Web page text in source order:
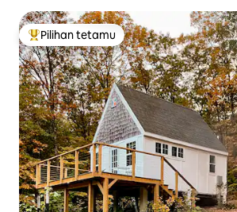
Pilihan utama tetamu
Pilihan tetamu